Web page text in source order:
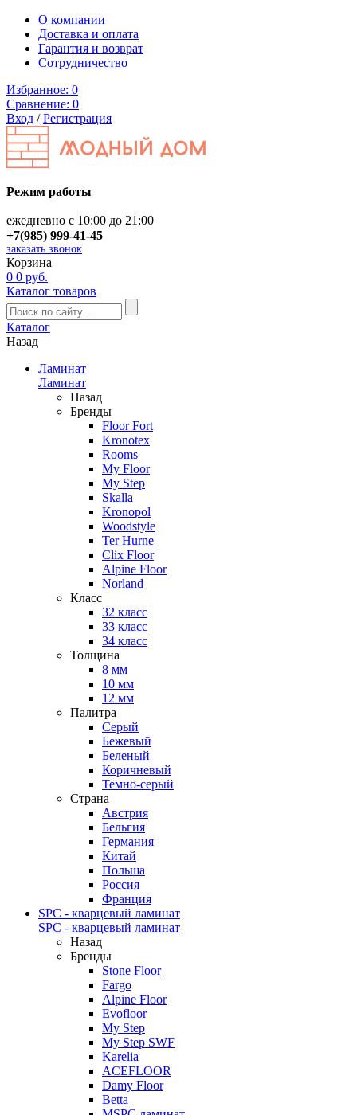
О компании
Доставка и оплата
Гарантия и возврат
Сотрудничество
Избранное: 0
Сравнение: 0
Вход /Регистрация
Режим работы
ежедневно с 10:00 до 21:00
+7(985) 999-41-45
заказать звонок
Корзина
0 0 руб.
Каталог товаров
Каталог
Назад
Ламинат
Ламинат
Назад
Бренды
Floor Fort
Kronotex
Rooms
My Floor
My Step
Skalla
Kronopol
Woodstyle
Ter Hurne
Clix Floor
Alpine Floor
Norland
Класс
32 класс
33 класс
34 класс
Толщина
8 мм
10 мм
12 мм
Палитра
Серый
Бежевый
Беленый
Коричневый
Темно-серый
Страна
Австрия
Бельгия
Германия
Китай
Польша
Россия
Франция
SPC - кварцевый ламинат
SPC - кварцевый ламинат
Назад
Бренды
Stone Floor
Fargo
Alpine Floor
Evofloor
My Step
My Step SWF
Karelia
ACEFLOOR
Damy Floor
Betta